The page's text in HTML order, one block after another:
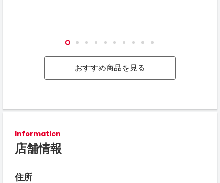
おすすめ商品を見る
Information
店舗情報
住所